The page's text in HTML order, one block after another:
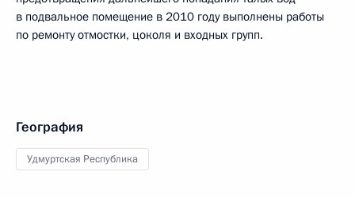
в подвальное помещение в 2010 году выполнены работы
по ремонту отмостки, цоколя и входных групп.
География
Удмуртская Республика